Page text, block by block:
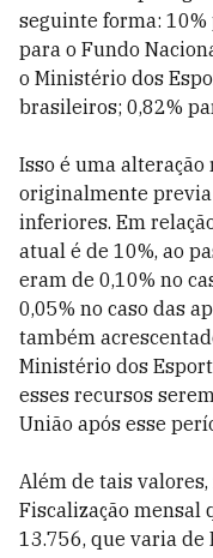
seguinte forma:
para o Fundo
o Ministério dos
brasileiros; 0,82%
Isso é uma
originalmente
inferiores. Em
atual é de 10%, ao
eram de 0,10% no
0,05% no caso das
também
Ministério dos
esses recursos
União após esse
Além de tais
Fiscalização mensal
13.756, que varia de